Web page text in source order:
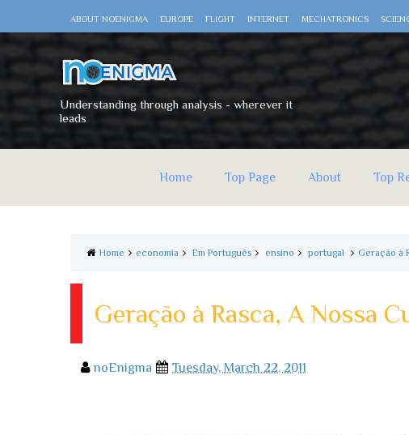
ABOUT NOENIGMA EUROPE FLIGHT INTERNET MECHATRONICS
Understanding through analysis - wherever it
leads
Home Top Page About Top
Home economia Em Português ensino portugal Geração à
Geração à Rasca, A Nossa
noEnigma Tuesday, March 22, 2011